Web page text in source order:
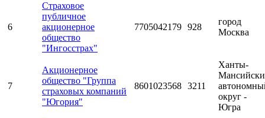
6
Страховое
публичное
акционерное
общество
"Ингосстрах"
7705042179 928
город
Москва
7
Акционерное
общество "Группа
страховых компаний
"Югория"
8601023568 3211
Ханты-
округ -
Югра